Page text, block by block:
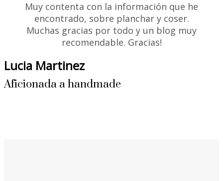
Muy contenta con la información que he
encontrado, sobre planchar y coser.
Muchas gracias por todo y un blog muy
recomendable. Gracias!
Lucia Martinez
Aficionada a handmade